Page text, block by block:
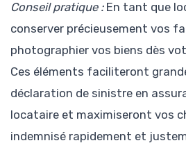
Conseil pratique :En tant que
conserver précieusement vos
photographier vos biens dès
Ces éléments faciliteront
déclaration de sinistre en
locataire et maximiseront vos
indemnisé rapidement et